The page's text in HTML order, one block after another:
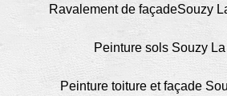
Ravalement de façadeSouzy
Peinture sols Souzy
Peinture toiture et façade